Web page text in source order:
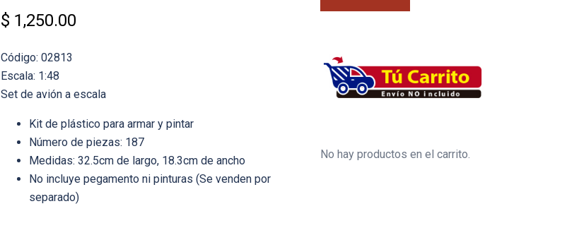
$ 1,250.00
Código: 02813
Escala: 1:48
Set de avión a escala
Kit de plástico para armar y pintar
Número de piezas: 187
Medidas: 32.5cm de largo, 18.3cm de ancho
No incluye pegamento ni pinturas (Se venden por
separado)
No hay productos en el carrito.